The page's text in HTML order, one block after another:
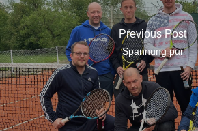
Previous Post
Spannung pur